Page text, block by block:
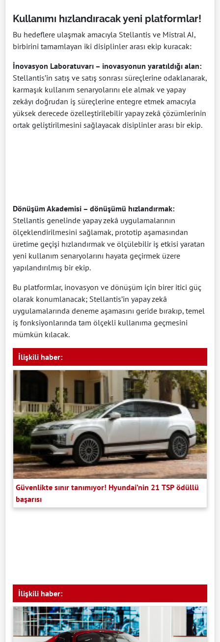
Kullanımı hızlandıracak yeni platformlar!
Bu hedeflere ulaşmak amacıyla Stellantis ve Mistral AI,
birbirini tamamlayan iki disiplinler arası ekip kuracak:
İnovasyon Laboratuvarı – inovasyonun yaratıldığı alan:
Stellantis’in satış ve satış sonrası süreçlerine odaklanarak,
karmaşık kullanım senaryolarını ele almak ve yapay
zekâyı doğrudan iş süreçlerine entegre etmek amacıyla
yüksek derecede özelleştirilebilir yapay zekâ çözümlerinin
ortak geliştirilmesini sağlayacak disiplinler arası bir ekip.
Dönüşüm Akademisi – dönüşümü hızlandırmak:
Stellantis genelinde yapay zekâ uygulamalarının
ölçeklendirilmesini sağlamak, prototip aşamasından
üretime geçişi hızlandırmak ve ölçülebilir iş etkisi yaratan
yeni kullanım senaryolarını hayata geçirmek üzere
yapılandırılmış bir ekip.
Bu platformlar, inovasyon ve dönüşüm için birer itici güç
olarak konumlanacak; Stellantis’in yapay zekâ
uygulamalarında deneme aşamasını geride bırakıp, temel
iş fonksiyonlarında tam ölçekli kullanıma geçmesini
mümkün kılacak.
İlişkili haber:
Güvenlikte sınır tanımıyor! Hyundai’nin 21 TSP ödüllü
başarısı
İlişkili haber: